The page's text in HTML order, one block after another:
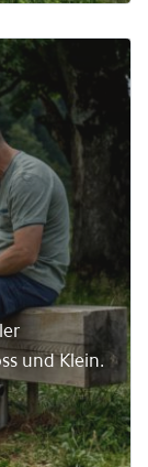
und Klein.